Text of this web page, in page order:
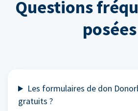
Questions
posées
Les formulaires de don
gratuits ?